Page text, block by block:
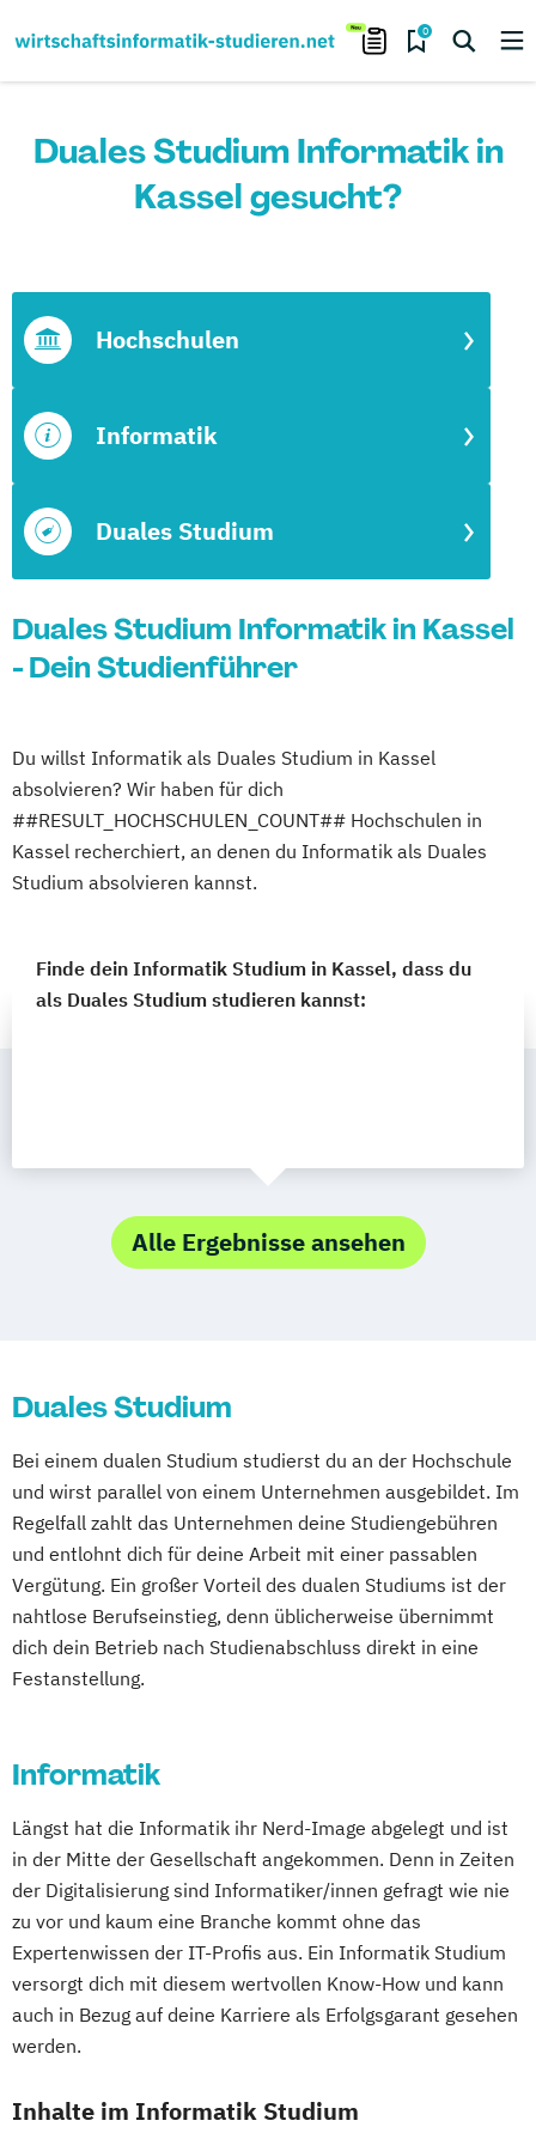
0
Duales Studium Informatik in
Kassel gesucht?
Duales Studium
Informatik
Hochschulen
Duales Studium Informatik in Kassel
- Dein Studienführer
Du willst Informatik als Duales Studium in Kassel
absolvieren? Wir haben für dich
##RESULT_HOCHSCHULEN_COUNT## Hochschulen in
Kassel recherchiert, an denen du Informatik als Duales
Studium absolvieren kannst.
Finde dein Informatik Studium in Kassel, dass du
als Duales Studium studieren kannst:
Alle Ergebnisse ansehen
Duales Studium
Bei einem dualen Studium studierst du an der Hochschule
und wirst parallel von einem Unternehmen ausgebildet. Im
Regelfall zahlt das Unternehmen deine Studiengebühren
und entlohnt dich für deine Arbeit mit einer passablen
Vergütung. Ein großer Vorteil des dualen Studiums ist der
nahtlose Berufseinstieg, denn üblicherweise übernimmt
dich dein Betrieb nach Studienabschluss direkt in eine
Festanstellung.
Informatik
Längst hat die Informatik ihr Nerd-Image abgelegt und ist
in der Mitte der Gesellschaft angekommen. Denn in Zeiten
der Digitalisierung sind Informatiker/innen gefragt wie nie
zu vor und kaum eine Branche kommt ohne das
Expertenwissen der IT-Profis aus. Ein Informatik Studium
versorgt dich mit diesem wertvollen Know-How und kann
auch in Bezug auf deine Karriere als Erfolgsgarant gesehen
werden.
Inhalte im Informatik Studium